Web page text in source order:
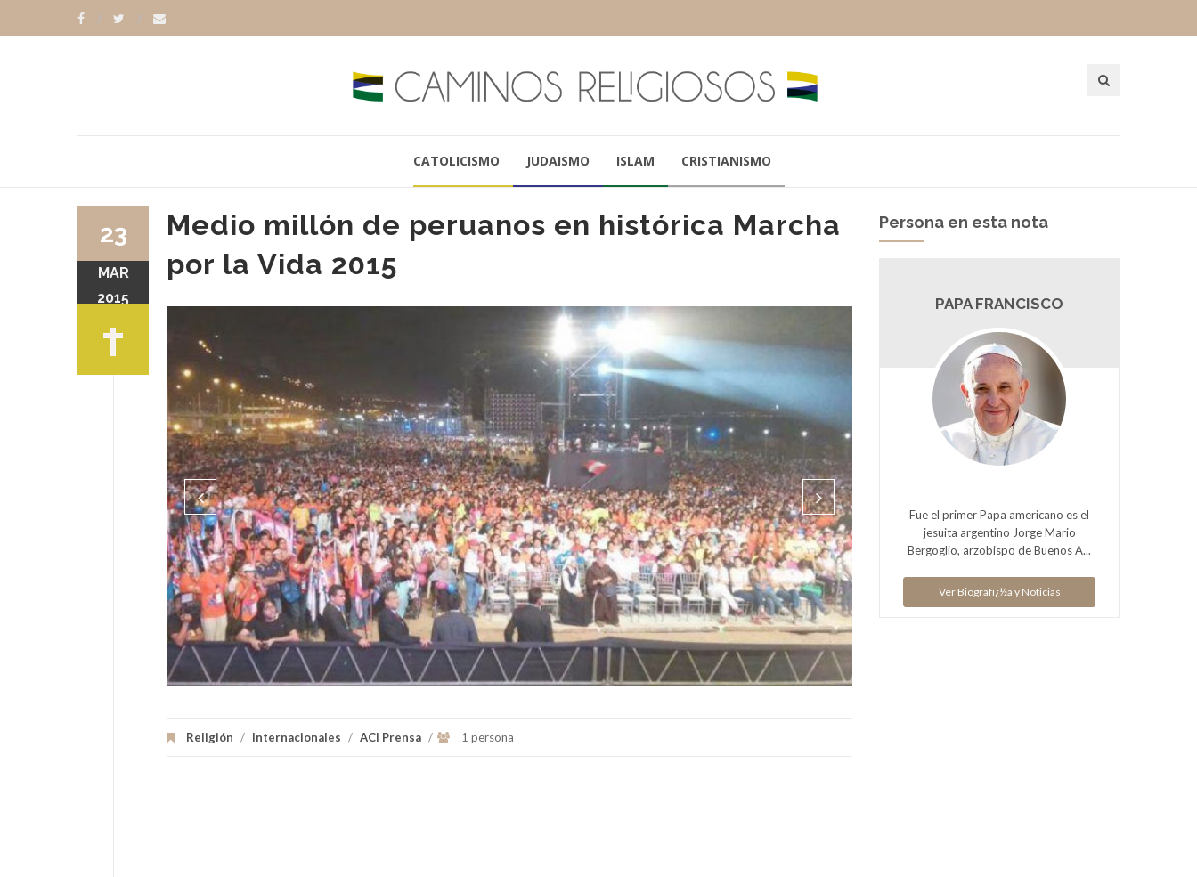
CATOLICISMO JUDAISMO ISLAM CRISTIANISMO
Medio millón de peruanos en histórica Marcha
por la Vida 2015
Religión / Internacionales / ACI Prensa / 1 persona
23
MAR
2015
Persona en esta nota
PAPA FRANCISCO
Fue el primer Papa americano es el
jesuita argentino Jorge Mario
Bergoglio, arzobispo de Buenos A...
Ver Biografï¿½a y Noticias